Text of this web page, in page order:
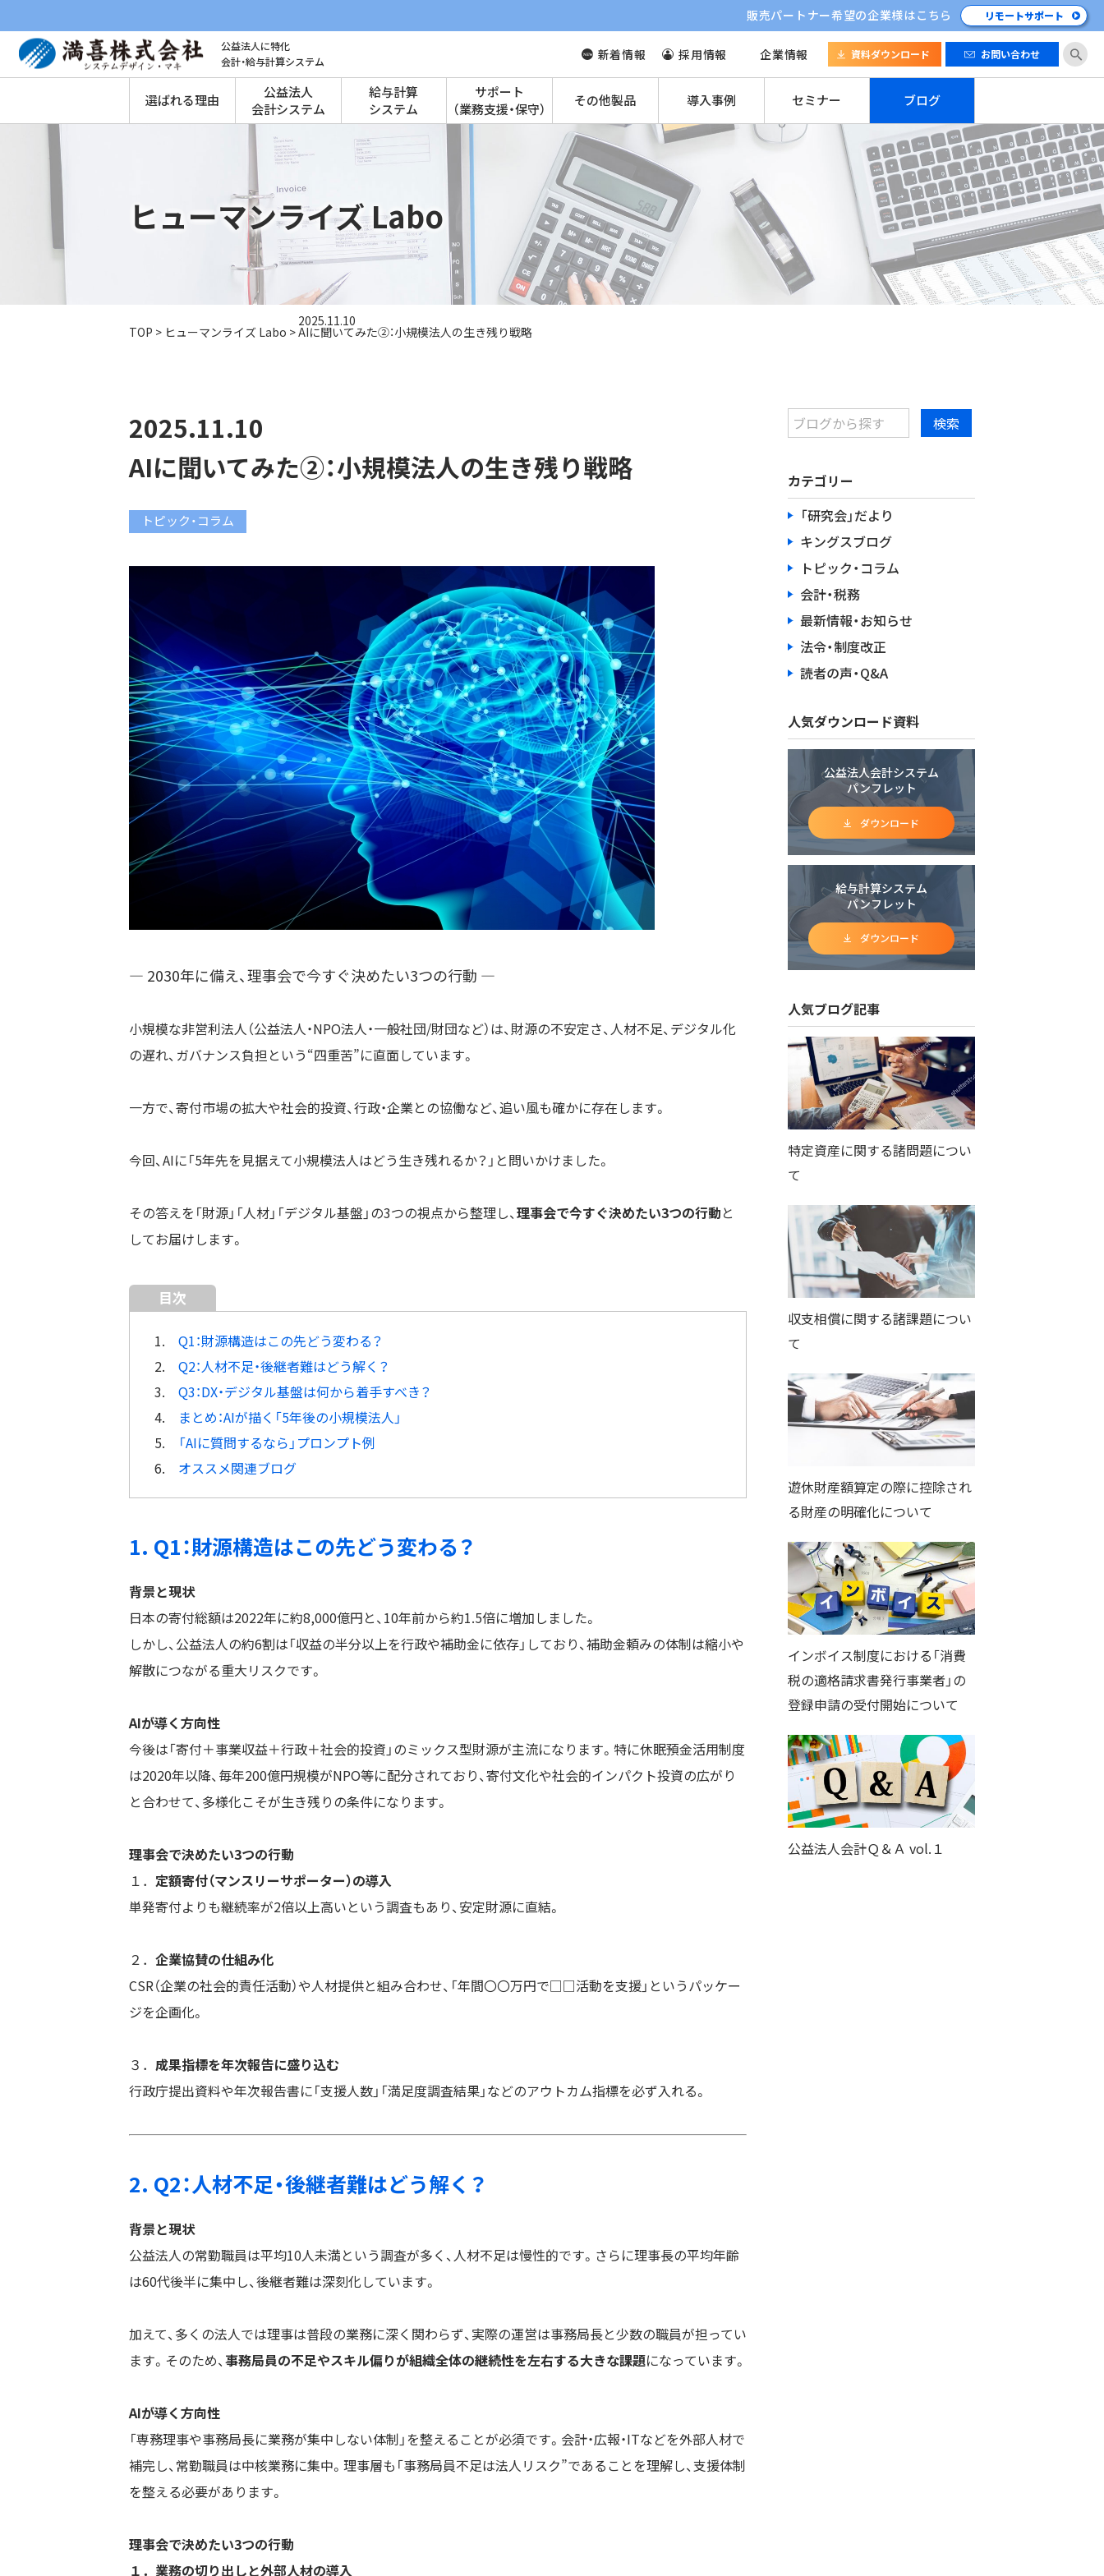
販売パートナー希望の企業様はこちら リモートサポート
公益法人に特化
会計・給与計算システム
新着情報 採用情報 企業情報 資料ダウンロード お問い合わせ
選ばれる理由
公益法人
会計システム
給与計算
システム
サポート
（業務支援・保守）
その他製品 導入事例 セミナー ブログ
ヒューマンライズ Labo
TOP > ヒューマンライズ Labo >
2025.11.10
AIに聞いてみた②：小規模法人の生き残り戦略
2025.11.10
AIに聞いてみた②：小規模法人の生き残り戦略
トピック・コラム
― 2030年に備え、理事会で今すぐ決めたい3つの行動 ―
小規模な非営利法人（公益法人・NPO法人・一般社団/財団など）は、財源の不安定さ、人材不足、デジタル化
の遅れ、ガバナンス負担という“四重苦”に直面しています。
一方で、寄付市場の拡大や社会的投資、行政・企業との協働など、追い風も確かに存在します。
今回、AIに「5年先を見据えて小規模法人はどう生き残れるか？」と問いかけました。
その答えを「財源」「人材」「デジタル基盤」の3つの視点から整理し、理事会で今すぐ決めたい3つの行動と
してお届けします。
目次
1. Q1：財源構造はこの先どう変わる？
2. Q2：人材不足・後継者難はどう解く？
3. Q3：DX・デジタル基盤は何から着手すべき？
4.
まとめ：AIが描く「5年後の小規模法人」
5.
「AIに質問するなら」プロンプト例
6. オススメ関連ブログ
1. Q1：財源構造はこの先どう変わる？
背景と現状
日本の寄付総額は2022年に約8,000億円と、10年前から約1.5倍に増加しました。
しかし、公益法人の約6割は「収益の半分以上を行政や補助金に依存」しており、補助金頼みの体制は縮小や
解散につながる重大リスクです。
AIが導く方向性
今後は「寄付＋事業収益＋行政＋社会的投資」のミックス型財源が主流になります。特に休眠預金活用制度
は2020年以降、毎年200億円規模がNPO等に配分されており、寄付文化や社会的インパクト投資の広がり
と合わせて、多様化こそが生き残りの条件になります。
理事会で決めたい3つの行動
１． 定額寄付（マンスリーサポーター）の導入
単発寄付よりも継続率が2倍以上高いという調査もあり、安定財源に直結。
２． 企業協賛の仕組み化
CSR（企業の社会的責任活動）や人材提供と組み合わせ、「年間〇〇万円で□□活動を支援」というパッケー
ジを企画化。
３． 成果指標を年次報告に盛り込む
行政庁提出資料や年次報告書に「支援人数」「満足度調査結果」などのアウトカム指標を必ず入れる。
2. Q2：人材不足・後継者難はどう解く？
背景と現状
公益法人の常勤職員は平均10人未満という調査が多く、人材不足は慢性的です。さらに理事長の平均年齢
は60代後半に集中し、後継者難は深刻化しています。
加えて、多くの法人では理事は普段の業務に深く関わらず、実際の運営は事務局長と少数の職員が担ってい
ます。そのため、事務局員の不足やスキル偏りが組織全体の継続性を左右する大きな課題になっています。
AIが導く方向性
「専務理事や事務局長に業務が集中しない体制」を整えることが必須です。会計・広報・ITなどを外部人材で
補完し、常勤職員は中核業務に集中。理事層も「事務局員不足は法人リスク”であることを理解し、支援体制
を整える必要があります。
理事会で決めたい3つの行動
１．業務の切り出しと外部人材の導入
カテゴリー
「研究会」だより
キングスブログ
トピック・コラム
会計・税務
最新情報・お知らせ
法令・制度改正
読者の声・Q&A
人気ダウンロード資料
公益法人会計システム
パンフレット
ダウンロード
給与計算システム
パンフレット
ダウンロード
人気ブログ記事
特定資産に関する諸問題につい
て
収支相償に関する諸課題につい
て
遊休財産額算定の際に控除され
る財産の明確化について
インボイス制度における「消費
税の適格請求書発行事業者」の
登録申請の受付開始について
公益法人会計Ｑ＆Ａ vol.１